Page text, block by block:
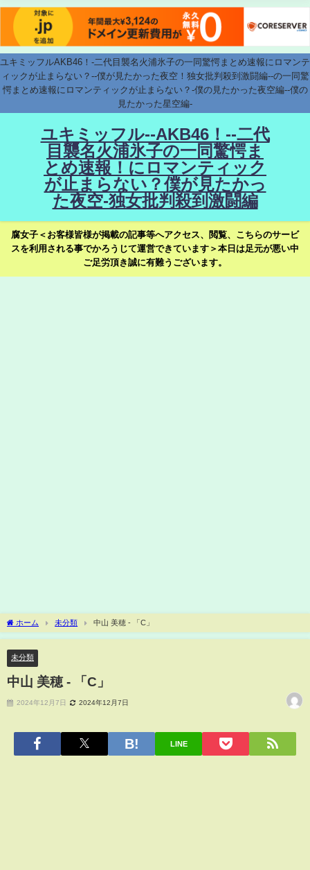
ユキミッフルAKB46！-二代目襲名火浦氷子の一同驚愕まとめ速報にロマンテ
ィックが止まらない？--僕が見たかった夜空！独女批判殺到激闘編--の一同驚
愕まとめ速報にロマンティックが止まらない？-僕の見たかった夜空編--僕の
見たかった星空編-
ユキミッフル--AKB46！--二代
目襲名火浦氷子の一同驚愕ま
とめ速報！にロマンティック
が止まらない？僕が見たかっ
た夜空-独女批判殺到激闘編
腐女子＜お客様皆様が掲載の記事等へアクセス、閲覧、こちらのサービ
スを利用される事でかろうじて運営できています＞本日は足元が悪い中
ご足労頂き誠に有難うございます。
ホーム 未分類 中山 美穂 - 「C」
未分類
中山 美穂 - 「C」
2024年12月7日 2024年12月7日
LINE